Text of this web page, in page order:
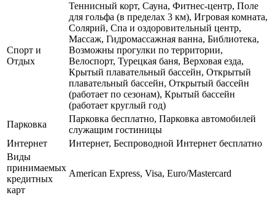
Спорт и
Отдых
Теннисный корт, Сауна, Фитнес-центр, Поле
для гольфа (в пределах 3 км), Игровая комната,
Солярий, Спа и оздоровительный центр,
Массаж, Гидромассажная ванна, Библиотека,
Возможны прогулки по территории,
Велоспорт, Турецкая баня, Верховая езда,
Крытый плавательный бассейн, Открытый
плавательный бассейн, Открытый бассейн
(работает по сезонам), Крытый бассейн
(работает круглый год)
Парковка
Парковка бесплатно, Парковка автомобилей
служащим гостиницы
Интернет
Интернет, Беспроводной Интернет бесплатно
Виды
принимаемых
кредитных
карт
American Express, Visa, Euro/Mastercard